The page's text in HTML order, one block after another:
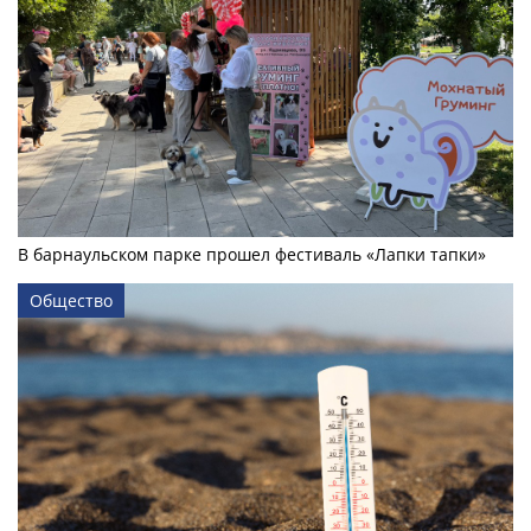
В барнаульском парке прошел фестиваль «Лапки тапки»
Общество